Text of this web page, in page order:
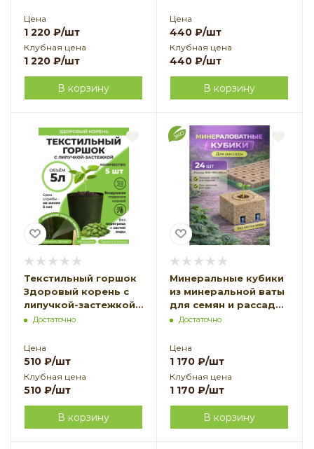
земледелие
Цена
1 220 ₽/шт
Клубная цена
1 220 ₽/шт
В корзину
земледелие
Цена
440 ₽/шт
Клубная цена
440 ₽/шт
В корзину
Текстильный горшок
Здоровый корень с
липучкой-застежкой
зеленый 5 л по 5 шт
земледелие
Достаточно
Цена
510 ₽/шт
Клубная цена
510 ₽/шт
В корзину
Минеральные кубики
из минеральной ваты
для семян и рассады
100 х 100 х 65 24 шт
земледелие VIP
Достаточно
Цена
1 170 ₽/шт
Клубная цена
1 170 ₽/шт
В корзину